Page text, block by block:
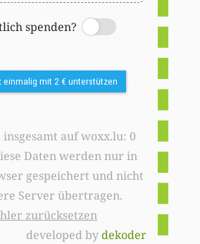
spenden?
Switch
einmalig mit 2 € unterstützen
auf woxx.lu: 0
Daten werden nur in
gespeichert und nicht
Server übertragen.
zurücksetzen
developed bydekoder